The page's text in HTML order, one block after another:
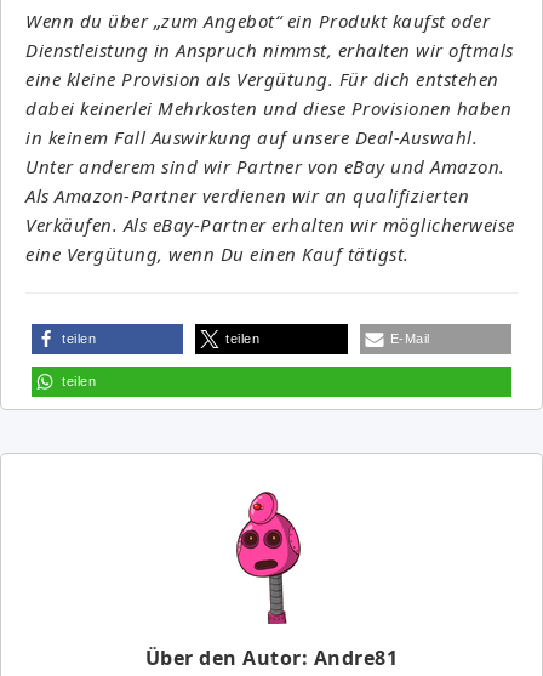
Wenn du über „zum Angebot“ ein Produkt kaufst oder
Dienstleistung in Anspruch nimmst, erhalten wir oftmals
eine kleine Provision als Vergütung. Für dich entstehen
dabei keinerlei Mehrkosten und diese Provisionen haben
in keinem Fall Auswirkung auf unsere Deal-Auswahl.
Unter anderem sind wir Partner von eBay und Amazon.
Als Amazon-Partner verdienen wir an qualifizierten
Verkäufen. Als eBay-Partner erhalten wir möglicherweise
eine Vergütung, wenn Du einen Kauf tätigst.
teilen teilen E-Mail
teilen
Über den Autor: Andre81